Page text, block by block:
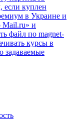
если куплен
в Украине и
Mail.ru» и
файл по magnet-
курсы в
задаваемые